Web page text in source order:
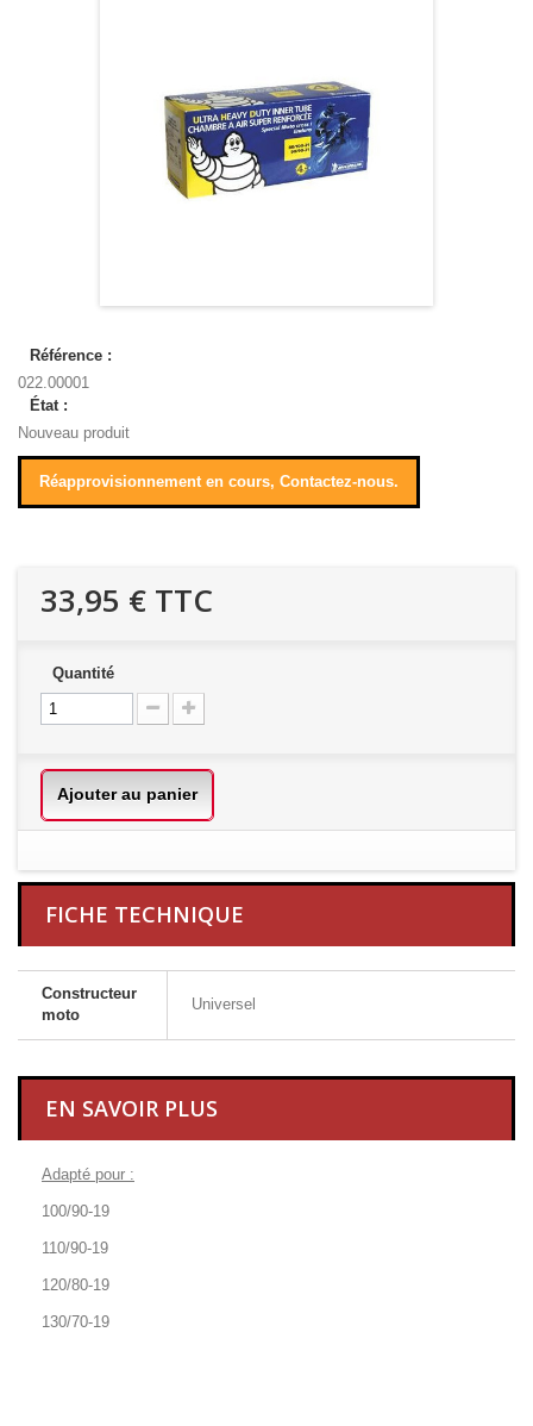
Référence :
022.00001
État :
Nouveau produit
Réapprovisionnement en cours, Contactez-nous.
33,95 € TTC
Quantité
Ajouter au panier
FICHE TECHNIQUE
Constructeur
moto
Universel
EN SAVOIR PLUS
Adapté pour :
100/90-19
110/90-19
120/80-19
130/70-19